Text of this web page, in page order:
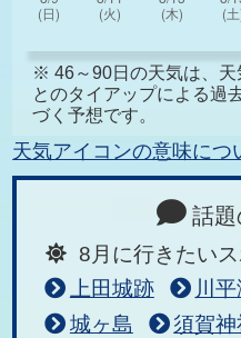
※ 46～90日の天気は、天
とのタイアップによる過
づく予想です。
天気アイコンの意味につ
話題
8月に行きたいス
上田城跡
川
城ヶ島
須賀神